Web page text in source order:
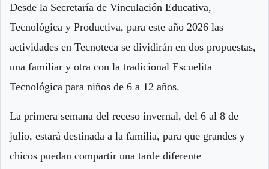
Desde la Secretaría de Vinculación Educativa,
Tecnológica y Productiva, para este año 2026 las
actividades en Tecnoteca se dividirán en dos propuestas,
una familiar y otra con la tradicional Escuelita
Tecnológica para niños de 6 a 12 años.
La primera semana del receso invernal, del 6 al 8 de
julio, estará destinada a la familia, para que grandes y
chicos puedan compartir una tarde diferente